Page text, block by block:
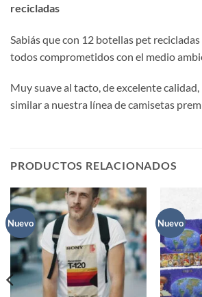
recicladas
Sabiás que con 12 botellas pet recicladas
todos comprometidos con el medio
Muy suave al tacto, de excelente
similar a nuestra línea de camisetas
PRODUCTOS RELACIONADOS
Nuevo Nuevo